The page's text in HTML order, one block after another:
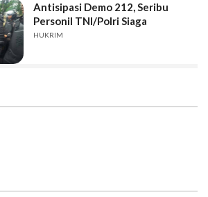
Antisipasi Demo 212, Seribu
Personil TNI/Polri Siaga
HUKRIM